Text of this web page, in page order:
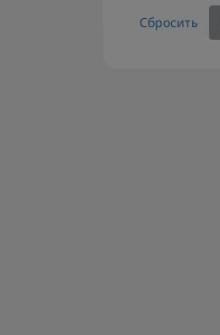
Сбросить